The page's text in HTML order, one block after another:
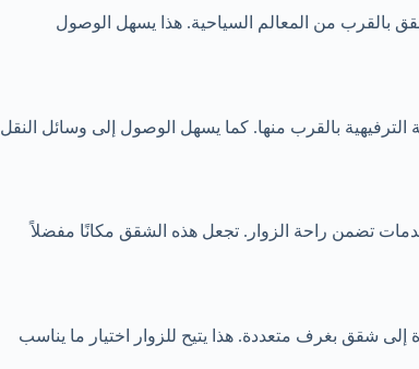
بالقرب من المعالم السياحية. هذا يسهل الوصول
الترفيهية بالقرب منها. كما يسهل الوصول إلى وسائل النقل
تضمن راحة الزوار. تجعل هذه الشقق مكانًا مفضلاً
شقق بغرف متعددة. هذا يتيح للزوار اختيار ما يناسب